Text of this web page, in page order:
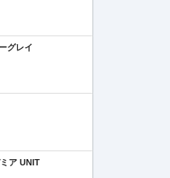
グレイ
ア UNIT